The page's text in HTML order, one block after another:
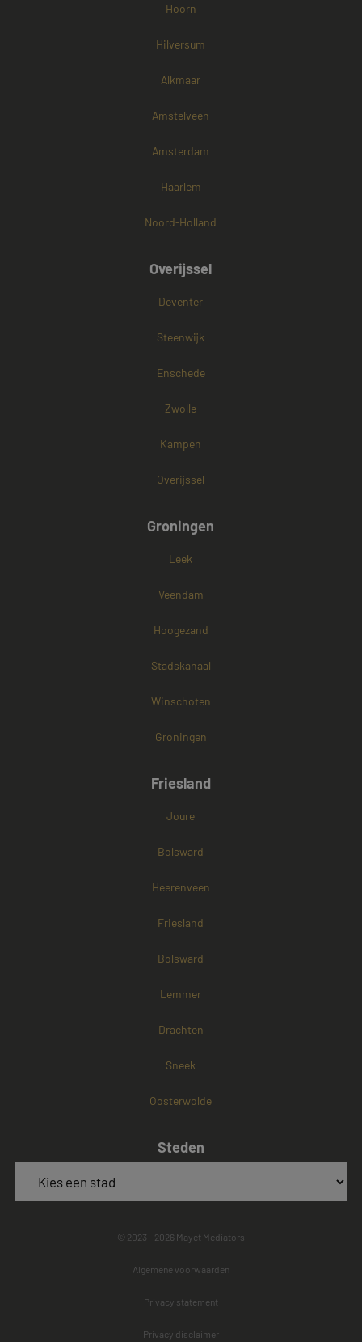
Hoorn
Hilversum
Alkmaar
Amstelveen
Amsterdam
Haarlem
Noord-Holland
Overijssel
Deventer
Steenwijk
Enschede
Zwolle
Kampen
Overijssel
Groningen
Leek
Veendam
Hoogezand
Stadskanaal
Winschoten
Groningen
Friesland
Joure
Bolsward
Heerenveen
Friesland
Bolsward
Lemmer
Drachten
Sneek
Oosterwolde
Steden
© 2023 - 2026 Mayet Mediators
Algemene voorwaarden
Privacy statement
Privacy disclaimer